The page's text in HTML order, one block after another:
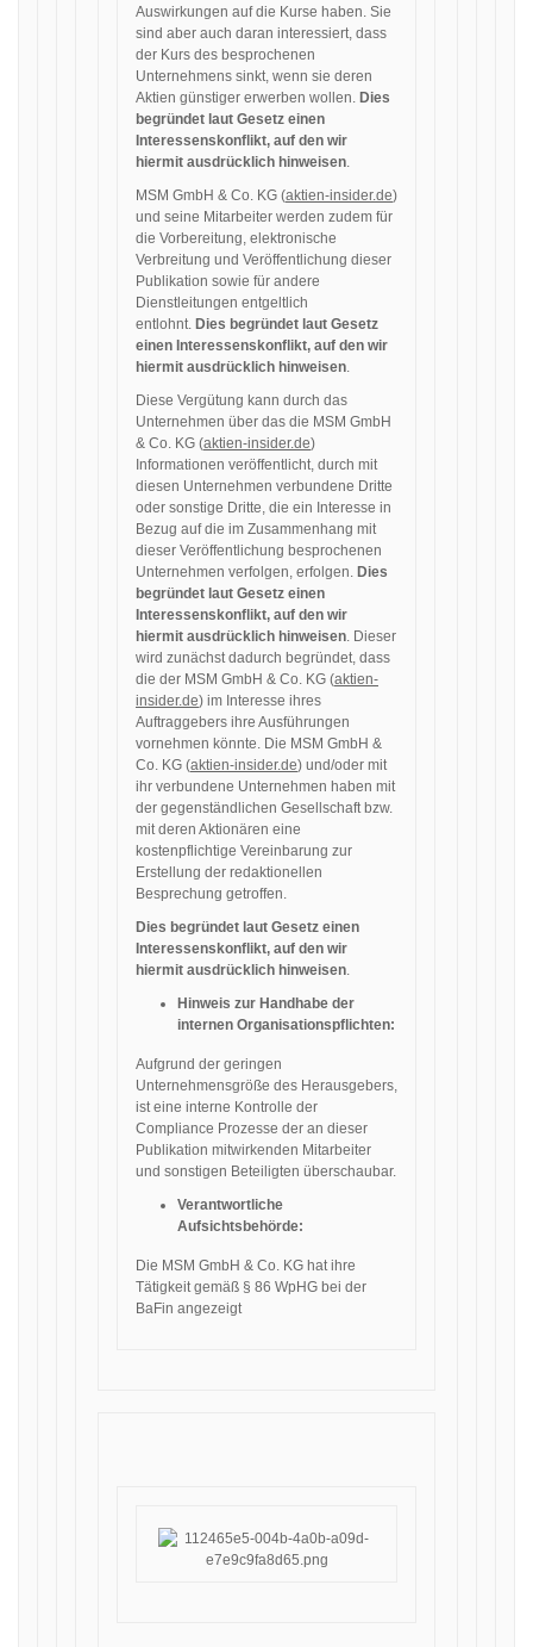
Auswirkungen auf die Kurse haben. Sie
sind aber auch daran interessiert, dass
der Kurs des besprochenen
Unternehmens sinkt, wenn sie deren
Aktien günstiger erwerben wollen. Dies
begründet laut Gesetz einen
Interessenskonflikt, auf den wir
hiermit ausdrücklich hinweisen.
MSM GmbH & Co. KG (aktien-insider.de)
und seine Mitarbeiter werden zudem für
die Vorbereitung, elektronische
Verbreitung und Veröffentlichung dieser
Publikation sowie für andere
Dienstleitungen entgeltlich
entlohnt. Dies begründet laut Gesetz
einen Interessenskonflikt, auf den wir
hiermit ausdrücklich hinweisen.
Diese Vergütung kann durch das
Unternehmen über das die MSM GmbH
& Co. KG (aktien-insider.de)
Informationen veröffentlicht, durch mit
diesen Unternehmen verbundene Dritte
oder sonstige Dritte, die ein Interesse in
Bezug auf die im Zusammenhang mit
dieser Veröffentlichung besprochenen
Unternehmen verfolgen, erfolgen. Dies
begründet laut Gesetz einen
Interessenskonflikt, auf den wir
hiermit ausdrücklich hinweisen. Dieser
wird zunächst dadurch begründet, dass
die der MSM GmbH & Co. KG (aktien-
insider.de) im Interesse ihres
Auftraggebers ihre Ausführungen
vornehmen könnte. Die MSM GmbH &
Co. KG (aktien-insider.de) und/oder mit
ihr verbundene Unternehmen haben mit
der gegenständlichen Gesellschaft bzw.
mit deren Aktionären eine
kostenpflichtige Vereinbarung zur
Erstellung der redaktionellen
Besprechung getroffen.
Dies begründet laut Gesetz einen
Interessenskonflikt, auf den wir
hiermit ausdrücklich hinweisen.
Hinweis zur Handhabe der
internen Organisationspflichten:
Aufgrund der geringen
Unternehmensgröße des Herausgebers,
ist eine interne Kontrolle der
Compliance Prozesse der an dieser
Publikation mitwirkenden Mitarbeiter
und sonstigen Beteiligten überschaubar.
Verantwortliche
Aufsichtsbehörde:
Die MSM GmbH & Co. KG hat ihre
Tätigkeit gemäß § 86 WpHG bei der
BaFin angezeigt